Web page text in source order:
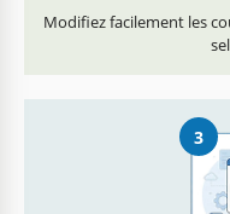
Modifiez facilement les
3